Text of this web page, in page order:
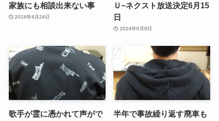
家族にも相談出来ない事
2024年4月24日
Ｕ−ネクスト放送決定6月15
日
2024年6月9日
歌手が霊に憑かれて声がで
半年で事故繰り返す廃車も